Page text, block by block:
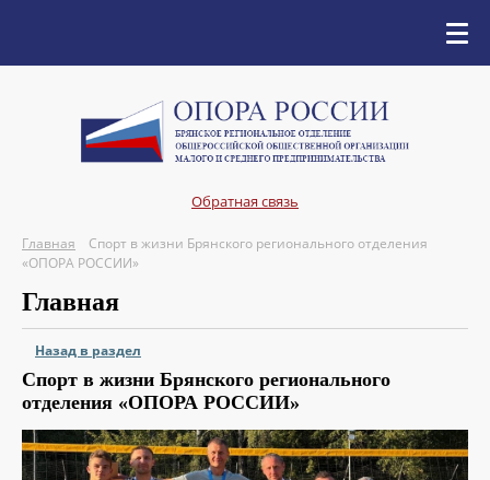
Обратная связь
Главная
Спорт в жизни Брянского регионального отделения
«ОПОРА РОССИИ»
Главная
Назад в раздел
Спорт в жизни Брянского регионального
отделения «ОПОРА РОССИИ»